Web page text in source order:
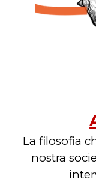
La filosofia
nostra